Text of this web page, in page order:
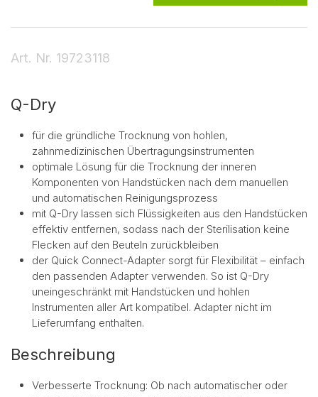
Art. Nr. 19723118
Q-Dry
für die gründliche Trocknung von hohlen,
zahnmedizinischen Übertragungsinstrumenten
optimale Lösung für die Trocknung der inneren
Komponenten von Handstücken nach dem manuellen
und automatischen Reinigungsprozess
mit Q-Dry lassen sich Flüssigkeiten aus den Handstücken
effektiv entfernen, sodass nach der Sterilisation keine
Flecken auf den Beuteln zurückbleiben
der Quick Connect-Adapter sorgt für Flexibilität – einfach
den passenden Adapter verwenden. So ist Q-Dry
uneingeschränkt mit Handstücken und hohlen
Instrumenten aller Art kompatibel. Adapter nicht im
Lieferumfang enthalten.
Beschreibung
Verbesserte Trocknung: Ob nach automatischer oder